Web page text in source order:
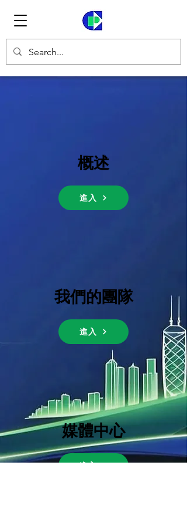
概述
進入
我們的團隊
進入
媒體中心
進入